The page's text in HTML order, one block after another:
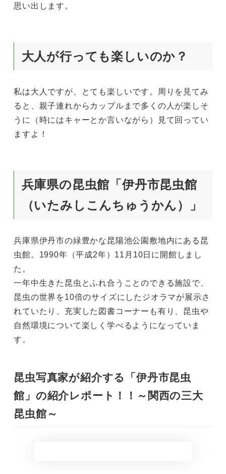
思い出します。
大人が行っても楽しいのか？
私は大人ですが、とても楽しいです。周りを見てみ
ると、親子連れからカップルまで多くの人が楽しそ
うに（時にはキャーとか言いながら）見て回ってい
ますよ！
兵庫県の昆虫館「伊丹市昆虫館
（いたみしこんちゅうかん）」
兵庫県伊丹市の緑豊かな昆陽池公園敷地内にある昆
虫館。1990年（平成2年）11月10日に開館しまし
た。
一年中生きた昆虫とふれ合うことのできる施設で、
昆虫の世界を10倍のサイズにしたジオラマが展示さ
れていたり、充実した図書コーナーも有り、昆虫や
自然環境について楽しく学べるようになっていま
す。
昆虫写真家が紹介する「伊丹市昆虫
館」の紹介レポート！！～関西の三大
昆虫館～